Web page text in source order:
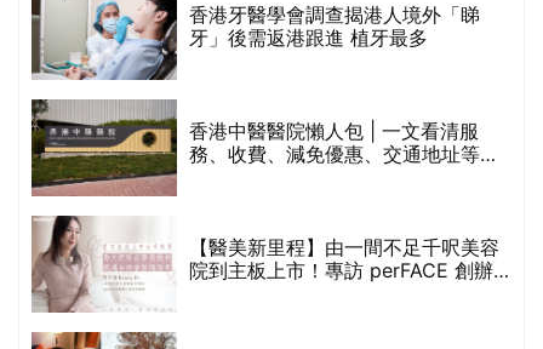
香港牙醫學會調查揭港人境外「睇
牙」後需返港跟進 植牙最多
香港中醫醫院懶人包 | 一文看清服
務、收費、減免優惠、交通地址等
【醫美新里程】由一間不足千呎美容
院到主板上市！專訪 perFACE 創辦